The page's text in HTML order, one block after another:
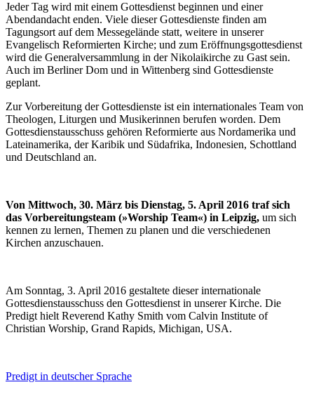
Jeder Tag wird mit einem Gottesdienst beginnen und einer
Abendandacht enden. Viele dieser Gottesdienste finden am
Tagungsort auf dem Messegelände statt, weitere in unserer
Evangelisch Reformierten Kirche; und zum Eröffnungsgottesdienst
wird die Generalversammlung in der Nikolaikirche zu Gast sein.
Auch im Berliner Dom und in Wittenberg sind Gottesdienste
geplant.
Zur Vorbereitung der Gottesdienste ist ein internationales Team von
Theologen, Liturgen und Musikerinnen berufen worden. Dem
Gottesdienstausschuss gehören Reformierte aus Nordamerika und
Lateinamerika, der Karibik und Südafrika, Indonesien, Schottland
und Deutschland an.
Von Mittwoch, 30. März bis Dienstag, 5. April 2016 traf sich
das Vorbereitungsteam (»Worship Team«) in Leipzig, um sich
kennen zu lernen, Themen zu planen und die verschiedenen
Kirchen anzuschauen.
Am Sonntag, 3. April 2016 gestaltete dieser internationale
Gottesdienstausschuss den Gottesdienst in unserer Kirche. Die
Predigt hielt Reverend Kathy Smith vom Calvin Institute of
Christian Worship, Grand Rapids, Michigan, USA.
Predigt in deutscher Sprache